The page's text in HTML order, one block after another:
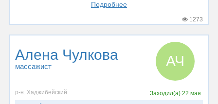
Подробнее
1273
Алена Чулкова
массажист АЧ
р-н. Хаджибейский Заходил(а) 22 мая